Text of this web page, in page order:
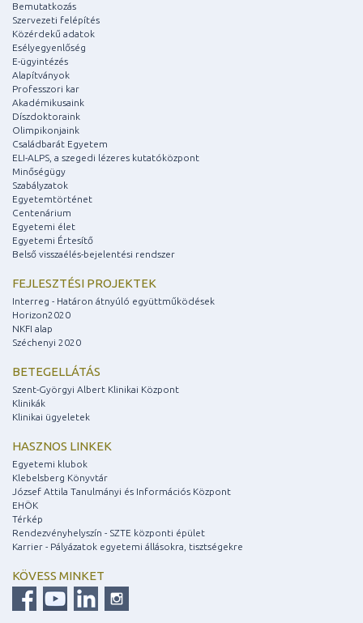
Bemutatkozás
Szervezeti felépítés
Közérdekű adatok
Esélyegyenlőség
E-ügyintézés
Alapítványok
Professzori kar
Akadémikusaink
Díszdoktoraink
Olimpikonjaink
Családbarát Egyetem
ELI-ALPS, a szegedi lézeres kutatóközpont
Minőségügy
Szabályzatok
Egyetemtörténet
Centenárium
Egyetemi élet
Egyetemi Értesítő
Belső visszaélés-bejelentési rendszer
FEJLESZTÉSI PROJEKTEK
Interreg - Határon átnyúló együttműködések
Horizon2020
NKFI alap
Széchenyi 2020
BETEGELLÁTÁS
Szent-Györgyi Albert Klinikai Központ
Klinikák
Klinikai ügyeletek
HASZNOS LINKEK
Egyetemi klubok
Klebelsberg Könyvtár
József Attila Tanulmányi és Információs Központ
EHÖK
Térkép
Rendezvényhelyszín - SZTE központi épület
Karrier - Pályázatok egyetemi állásokra, tisztségekre
KÖVESS MINKET